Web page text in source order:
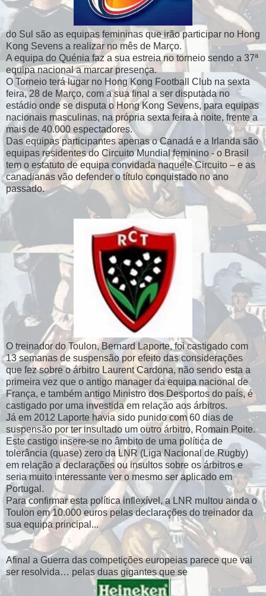
do Sul são as equipas femininas que irão participar no Hong
Kong Sevens a realizar no mês de Março.
A equipa do Quénia faz a sua estreia no torneio sendo a 37ª
equipa nacional a marcar presença.
O Torneio terá lugar no Hong Kong Football Club na sexta
feira, 28 de Março, com a sua final a ser disputada no
estádio onde se disputa o Hong Kong Sevens, para equipas
nacionais masculinas, na própria sexta feira à noite, frente a
mais de 40.000 espectadores.
Das equipas participantes apenas o Canadá e a Irlanda são
equipas residentes do Circuito Mundial feminino - o Brasil
tem o estatuto de equipa convidada naquele Circuito – e as
canadianas vão defender o título conquistado no ano
passado.
O treinador do Toulon, Bernard Laporte, foi castigado com
13 semanas de suspensão por efeito das considerações
que fez sobre o árbitro Laurent Cardona, não sendo esta a
primeira vez que o antigo manager da equipa nacional de
França, e também antigo Ministro dos Desportos do país, é
castigado por uma investida em relação aos árbitros.
Já em 2012 Laporte havia sido punido com 60 dias de
suspensão por ter insultado um outro árbitro, Romain Poite.
Este castigo insere-se no âmbito de uma política de
tolerância (quase) zero da LNR (Liga Nacional de Rugby)
em relação a declarações ou insultos sobre os árbitros e
seria muito interessante ver o mesmo ser aplicado em
Portugal.
Para confirmar esta política inflexível, a LNR multou ainda o
Toulon em 10.000 euros pelas declarações do treinador da
sua equipa principal...
Afinal a Guerra das competições europeias parece que vai
ser resolvida… pelas duas gigantes que se